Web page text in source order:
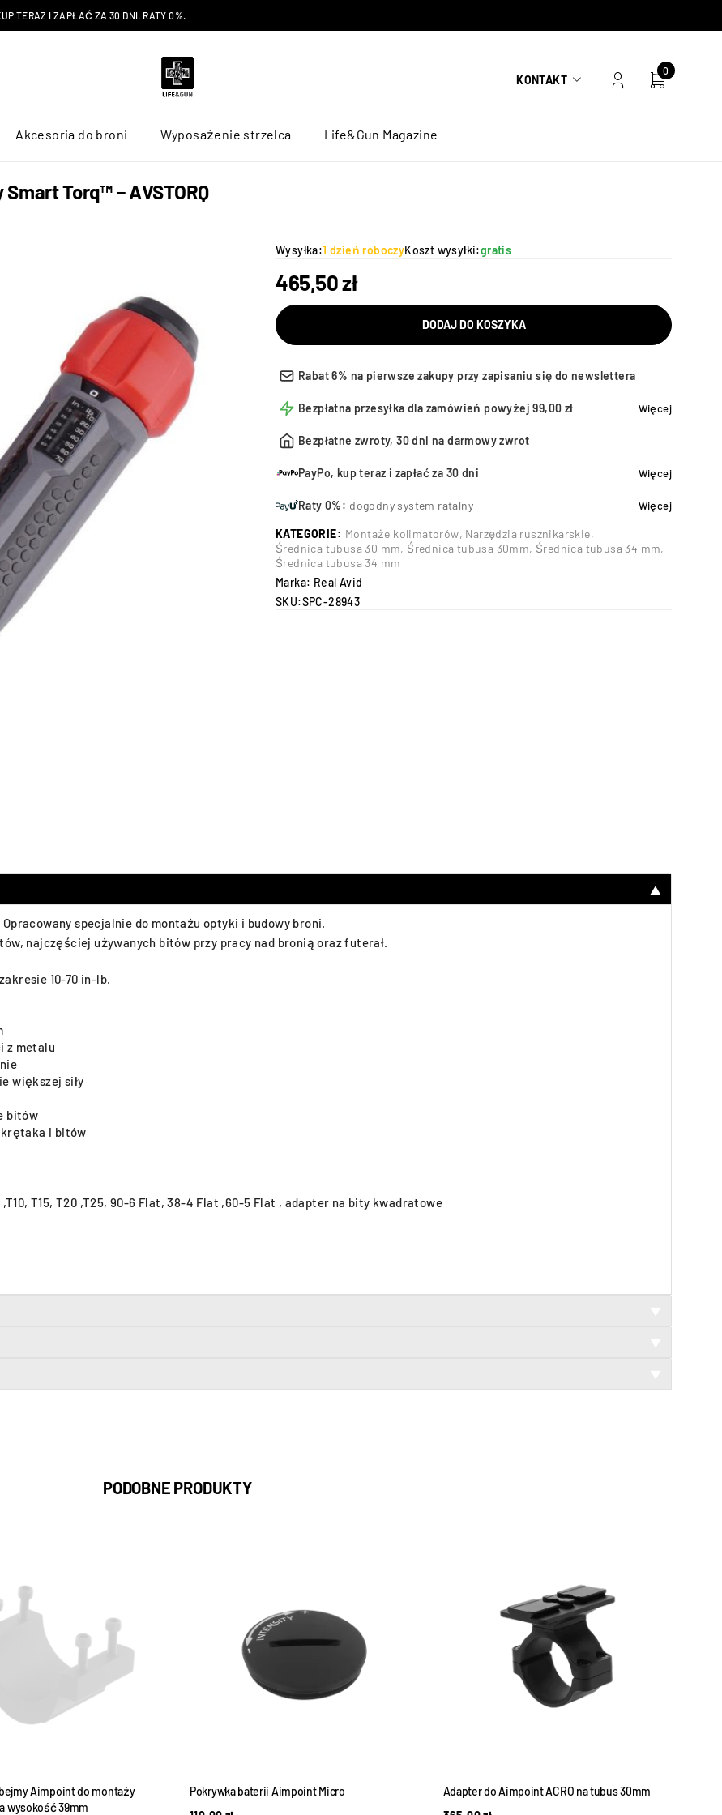
TERAZ I ZAPŁAĆ ZA 30 DNI. RATY 0%.
KONTAKT
0
Akcesoria do broni Wyposażenie strzelca Life&Gun Magazine
Torq™ – AVSTORQ
Wysyłka:1 dzień roboczyKoszt wysyłki:gratis
465,50zł
DODAJ DO KOSZYKA
Rabat 6% na pierwsze zakupy przy zapisaniu się do newslettera
Bezpłatna przesyłka dla zamówień powyżej 99,00 zł Więcej
Bezpłatne zwroty, 30 dni na darmowy zwrot
PayPo, kup teraz i zapłać za 30 dni Więcej
Raty 0%: dogodny system ratalny Więcej
KATEGORIE: Montaże kolimatorów, Narzędzia rusznikarskie,
Średnica tubusa 30 mm, Średnica tubusa 30mm, Średnica tubusa 34 mm,
Średnica tubusa 34 mm
Marka: Real Avid
SKU:SPC-28943
▼
specjalnie do montażu optyki i budowy broni.
najczęściej używanych bitów przy pracy nad bronią oraz futerał.
10-70 in-lb.
z metalu
większej siły
bitów
i bitów
T15, T20 ,T25, 90-6 Flat, 38-4 Flat ,60-5 Flat , adapter na bity kwadratowe
PODOBNE PRODUKTY
Aimpoint do montaży
wysokość 39mm
Pokrywka baterii Aimpoint Micro
Adapter do Aimpoint ACRO na tubus 30mm